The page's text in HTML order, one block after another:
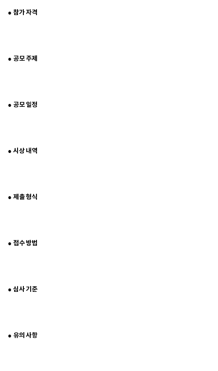
● 참가 자격
● 공모 주제
● 공모 일정
● 시상 내역
● 제출 형식
● 접수 방법
● 심사 기준
● 유의 사항